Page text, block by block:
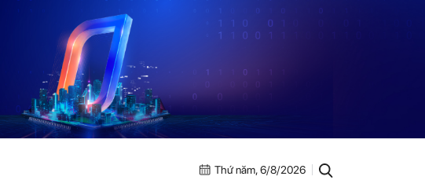
Thứ năm, 6/8/2026